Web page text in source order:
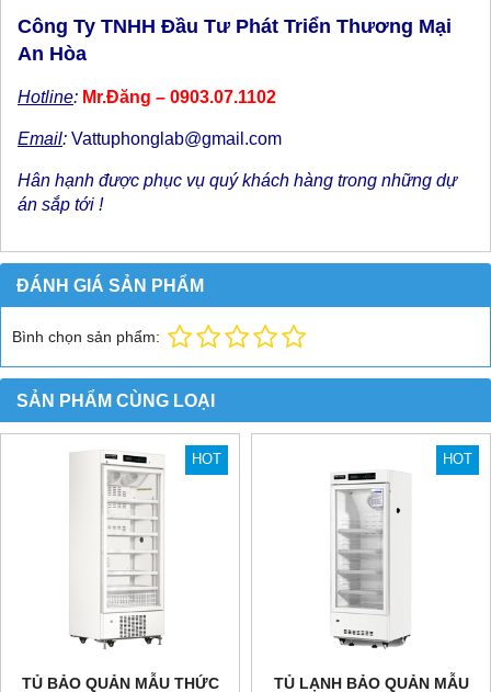
Công Ty TNHH Đầu Tư Phát Triển Thương Mại
An Hòa
Hotline: Mr.Đăng – 0903.07.1102
Email: Vattuphonglab@gmail.com
Hân hạnh được phục vụ quý khách hàng trong những dự
án sắp tới !
ĐÁNH GIÁ SẢN PHẨM
Bình chọn sản phẩm:
SẢN PHẨM CÙNG LOẠI
HOT
TỦ BẢO QUẢN MẪU THỨC
HOT
TỦ LẠNH BẢO QUẢN MẪU